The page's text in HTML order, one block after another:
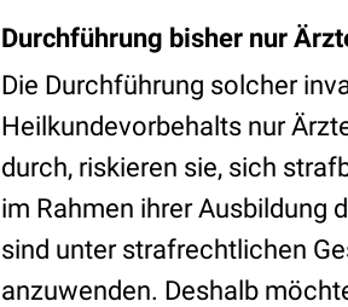
Durchführung bisher nur
Die Durchführung solcher
Heilkundevorbehalts nur
durch, riskieren sie, sich
im Rahmen ihrer Ausbildung
sind unter strafrechtlichen
anzuwenden. Deshalb